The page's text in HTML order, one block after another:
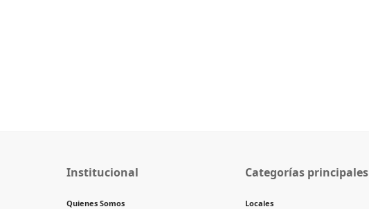
Institucional
Quienes Somos
Categorías principales
Locales